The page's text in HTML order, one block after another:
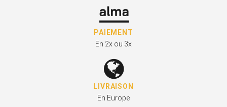
PAIEMENT
En 2x ou 3x
LIVRAISON
En Europe